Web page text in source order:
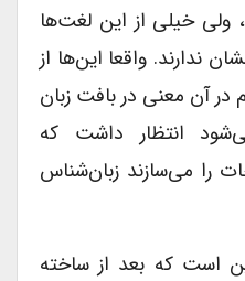
ولی خیلی از این لغت‌ها
ندارند. واقعا این‌ها از
آن معنی در بافت زبان
انتظار داشت که
را می‌سازند زبان‌شناس
است که بعد از ساخته